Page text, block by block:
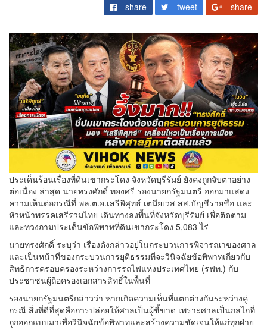
share tweet share
ประเด็นร้อนเรื่องที่ดินเขากระโดง จังหวัดบุรีรัมย์ ยังคงถูกจับตาอย่าง
ต่อเนื่อง ล่าสุด นายทรงศักดิ์ ทองศรี รองนายกรัฐมนตรี ออกมาแสดง
ความเห็นต่อกรณีที่ พล.ต.อ.เสรีพิศุทธ์ เตมียเวส สส.บัญชีรายชื่อ และ
หัวหน้าพรรคเสรีรวมไทย เดินทางลงพื้นที่จังหวัดบุรีรัมย์ เพื่อติดตาม
และทวงถามประเด็นข้อพิพาทที่ดินเขากระโดง 5,083 ไร่
นายทรงศักดิ์ ระบุว่า เรื่องดังกล่าวอยู่ในกระบวนการพิจารณาของศาล
และเป็นหน้าที่ของกระบวนการยุติธรรมที่จะวินิจฉัยข้อพิพาทเกี่ยวกับ
สิทธิการครอบครองระหว่างการรถไฟแห่งประเทศไทย (รฟท.) กับ
ประชาชนผู้ถือครองเอกสารสิทธิ์ในพื้นที่
รองนายกรัฐมนตรีกล่าวว่า หากเกิดความเห็นที่แตกต่างกันระหว่างคู่
กรณี สิ่งที่ดีที่สุดคือการปล่อยให้ศาลเป็นผู้ชี้ขาด เพราะศาลเป็นกลไกที่
ถูกออกแบบมาเพื่อวินิจฉัยข้อพิพาทและสร้างความชัดเจนให้แก่ทุกฝ่าย